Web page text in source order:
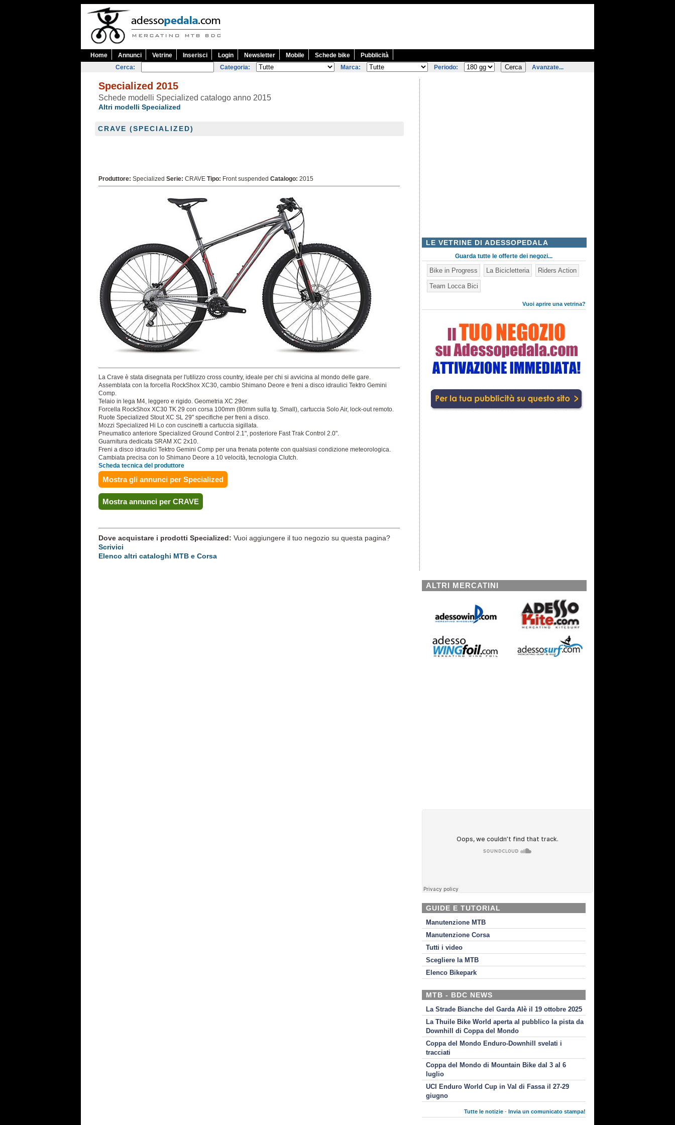
Home Annunci Vetrine Inserisci Login Newsletter Mobile Schede bike
Pubblicità
Cerca:
Categoria: Marca: Periodo: Avanzate...
Specialized 2015
Schede modelli Specialized catalogo anno 2015
Altri modelli Specialized
CRAVE (SPECIALIZED)
Produttore: Specialized Serie: CRAVE Tipo: Front suspended Catalogo: 2015
La Crave è stata disegnata per l'utilizzo cross country, ideale per chi si avvicina al mondo delle gare.
Assemblata con la forcella RockShox XC30, cambio Shimano Deore e freni a disco idraulici Tektro Gemini
Comp.
Telaio in lega M4, leggero e rigido. Geometria XC 29er.
Forcella RockShox XC30 TK 29 con corsa 100mm (80mm sulla tg. Small), cartuccia Solo Air, lock-out remoto.
Ruote Specialized Stout XC SL 29" specifiche per freni a disco.
Mozzi Specialized Hi Lo con cuscinetti a cartuccia sigillata.
Pneumatico anteriore Specialized Ground Control 2.1", posteriore Fast Trak Control 2.0".
Guarnitura dedicata SRAM XC 2x10.
Freni a disco idraulici Tektro Gemini Comp per una frenata potente con qualsiasi condizione meteorologica.
Cambiata precisa con lo Shimano Deore a 10 velocità, tecnologia Clutch.
Scheda tecnica del produttore
Mostra gli annunci per Specialized
Mostra annunci per CRAVE
Dove acquistare i prodotti Specialized: Vuoi aggiungere il tuo negozio su questa pagina?
Scrivici
Elenco altri cataloghi MTB e Corsa
LE VETRINE DI ADESSOPEDALA
Guarda tutte le offerte dei negozi...
Bike in Progress La Bicicletteria Riders Action
Team Locca Bici
Vuoi aprire una vetrina?
ALTRI MERCATINI
GUIDE E TUTORIAL
Manutenzione MTB
Manutenzione Corsa
Tutti i video
Scegliere la MTB
Elenco Bikepark
MTB - BDC NEWS
La Strade Bianche del Garda Alè il 19 ottobre 2025
La Thuile Bike World aperta al pubblico la pista da
Downhill di Coppa del Mondo
Coppa del Mondo Enduro-Downhill svelati i
tracciati
Coppa del Mondo di Mountain Bike dal 3 al 6
luglio
UCI Enduro World Cup in Val di Fassa il 27-29
giugno
Tutte le notizie -Invia un comunicato stampa!